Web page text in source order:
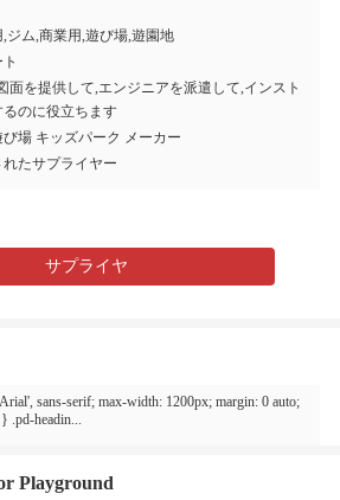
,ジム,商業用,遊び場,遊園地
面を提供して,エンジニアを派遣して,インスト
るのに役立ちます
び場 キッズパーク メーカー
れたサプライヤー
サプライヤ
sans-serif; max-width: 1200px; margin: 0 auto;
.pd-headin...
Playground